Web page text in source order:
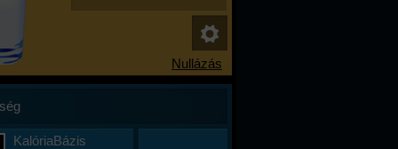
KalóriaBázis